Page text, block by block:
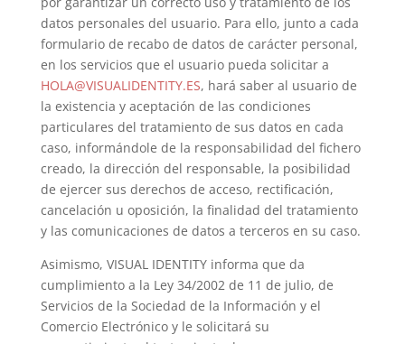
datos personales del usuario. Para ello, junto a cada
formulario de recabo de datos de carácter personal,
en los servicios que el usuario pueda solicitar a
HOLA@VISUALIDENTITY.ES, hará saber al usuario de
la existencia y aceptación de las condiciones
particulares del tratamiento de sus datos en cada
caso, informándole de la responsabilidad del fichero
creado, la dirección del responsable, la posibilidad
de ejercer sus derechos de acceso, rectificación,
cancelación u oposición, la finalidad del tratamiento
y las comunicaciones de datos a terceros en su caso.
Asimismo, VISUAL IDENTITY informa que da
cumplimiento a la Ley 34/2002 de 11 de julio, de
Servicios de la Sociedad de la Información y el
Comercio Electrónico y le solicitará su